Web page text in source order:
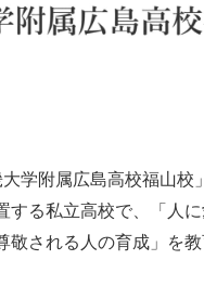
学附属広島高校福山校
する私立高校で、「人に
敬される人の育成」を